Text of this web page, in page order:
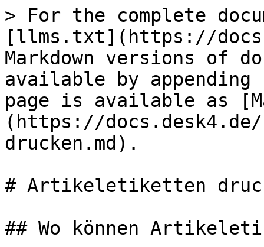
> For the complete
[llms.txt](https://
Markdown versions of
available by
page is available as
(https://
drucken.md).
# Artikeletiketten
## Wo können